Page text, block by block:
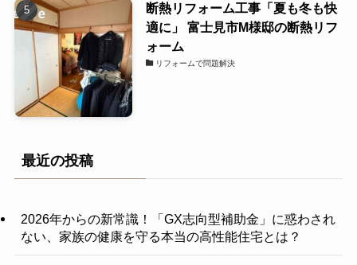
断熱リフォーム工事「夏も冬も快
適に」 富士見市M様邸の断熱リフ
ォーム
リフォームで問題解決
最近の投稿
2026年からの新常識！「GX志向型補助金」に惑わされ
ない、家族の健康を守る本当の高性能住宅とは？